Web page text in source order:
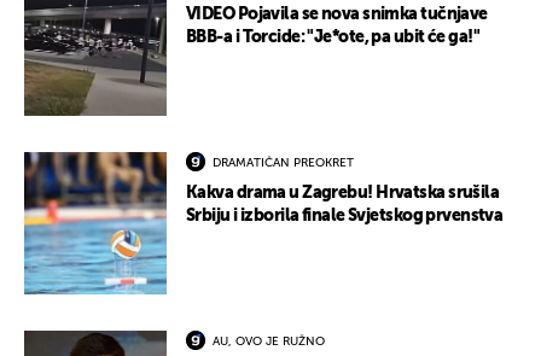
VIDEO Pojavila se nova snimka tučnjave
BBB-a i Torcide: "Je*ote, pa ubit će ga!"
DRAMATIČAN PREOKRET
Kakva drama u Zagrebu! Hrvatska srušila
Srbiju i izborila finale Svjetskog prvenstva
AU, OVO JE RUŽNO